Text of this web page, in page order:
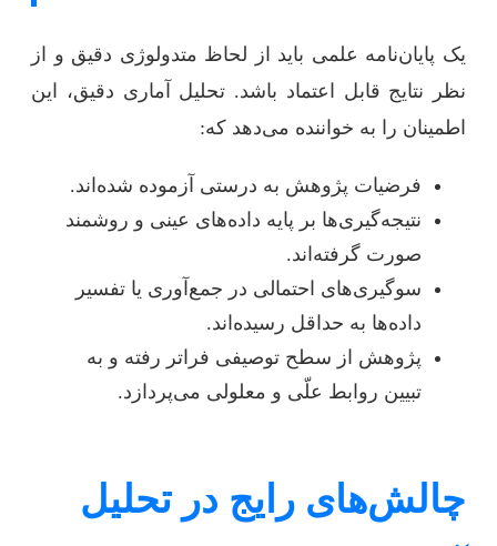
یک پایان‌نامه علمی باید از لحاظ متدولوژی دقیق و از
نظر نتایج قابل اعتماد باشد. تحلیل آماری دقیق، این
اطمینان را به خواننده می‌دهد که:
فرضیات پژوهش به درستی آزموده شده‌اند.
نتیجه‌گیری‌ها بر پایه داده‌های عینی و روشمند
صورت گرفته‌اند.
سوگیری‌های احتمالی در جمع‌آوری یا تفسیر
داده‌ها به حداقل رسیده‌اند.
پژوهش از سطح توصیفی فراتر رفته و به
تبیین روابط علّی و معلولی می‌پردازد.
چالش‌های رایج در تحلیل